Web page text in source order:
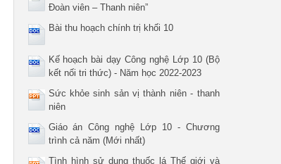
Đoàn viên – Thanh niên”
Bài thu hoạch chính trị khối 10
Kế hoạch bài dạy Công nghệ Lớp 10 (Bộ
kết nối tri thức) - Năm học 2022-2023
Sức khỏe sinh sản vị thành niên - thanh
niên
Giáo án Công nghệ Lớp 10 - Chương
trình cả năm (Mới nhất)
Tình hình sử dụng thuốc lá Thế giới và